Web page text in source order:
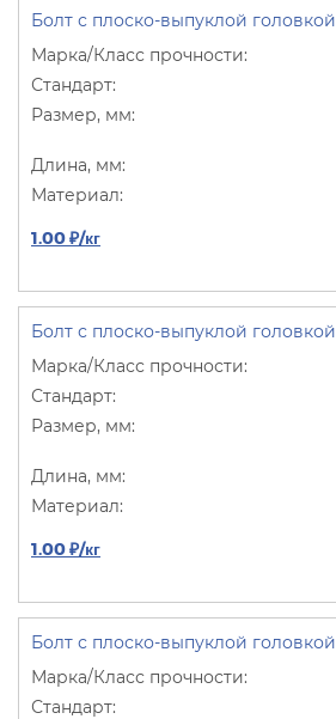
Болт с плоско-выпуклой головкой
1.00 ₽/кг
Болт с плоско-выпуклой головкой
1.00 ₽/кг
Болт с плоско-выпуклой головкой